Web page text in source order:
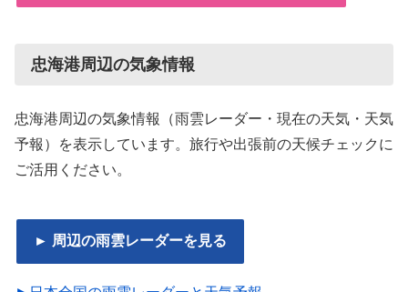
忠海港周辺の気象情報
忠海港周辺の気象情報（雨雲レーダー・現在の天気・天気
予報）を表示しています。旅行や出張前の天候チェックに
ご活用ください。
► 周辺の雨雲レーダーを見る